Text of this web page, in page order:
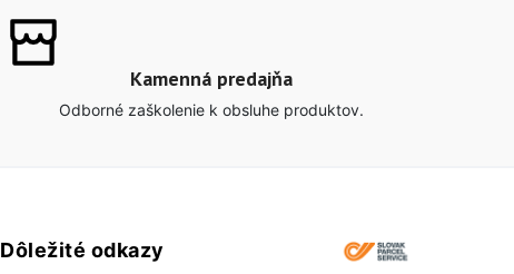
Kamenná predajňa
Odborné zaškolenie k obsluhe produktov.
Dôležité odkazy